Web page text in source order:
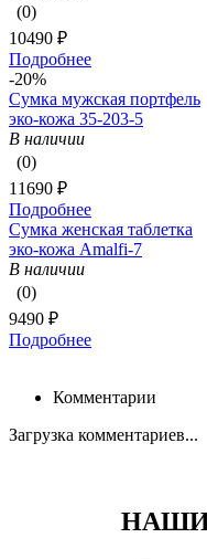
(0)
10490 ₽
Подробнее
-20%
Сумка мужская портфель
эко-кожа 35-203-5
В наличии
(0)
11690 ₽
Подробнее
Сумка женская таблетка
эко-кожа Amalfi-7
В наличии
(0)
9490 ₽
Подробнее
Комментарии
Загрузка комментариев...